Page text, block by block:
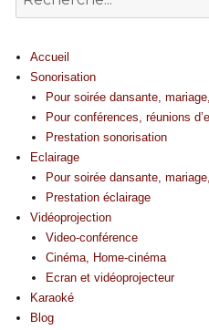
Accueil
Sonorisation
Pour soirée dansante,
Pour conférences, réunions
Prestation sonorisation
Eclairage
Pour soirée dansante,
Prestation éclairage
Vidéoprojection
Video-conférence
Cinéma, Home-cinéma
Ecran et vidéoprojecteur
Karaoké
Blog